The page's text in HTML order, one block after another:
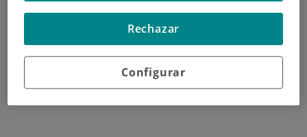
participando en un programa de ETB que se
emitirá el próximo curso.
Configurar
Rechazar